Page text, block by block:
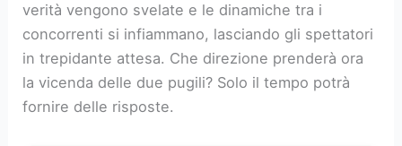
verità vengono svelate e le dinamiche tra i
concorrenti si infiammano, lasciando gli spettatori
in trepidante attesa. Che direzione prenderà ora
la vicenda delle due pugili? Solo il tempo potrà
fornire delle risposte.